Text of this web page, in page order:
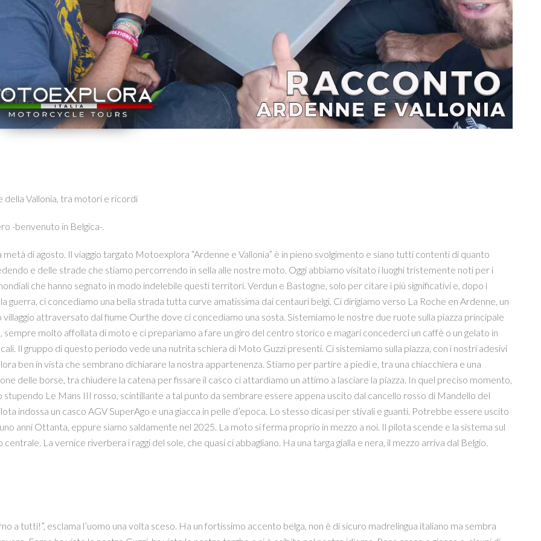
della Vallonia, tra motori e ricordi
-benvenuto in Belgica-.
metà di agosto. Il viaggio targato Motoexplora “Ardenne e Vallonia” è in pieno svolgimento e siano tutti contenti di quanto
e delle strade che stiamo percorrendo in sella alle nostre moto. Oggi abbiamo visitato i luoghi tristemente noti per i
che hanno segnato in modo indelebile questi territori. Verdun e Bastogne, solo per citare i più significativi e, dopo i
guerra, ci concediamo una bella strada tutta curve amatissima dai centauri belgi. Ci dirigiamo verso La Roche en Ardenne, un
villaggio attraversato dal fiume Ourthe dove ci concediamo una sosta. Sistemiamo le nostre due ruote sulla piazza principale
sempre molto affollata di moto e ci prepariamo a fare un giro del centro storico e magari concederci un caffè o un gelato in
Il gruppo di questo periodo vede una nutrita schiera di Moto Guzzi presenti. Ci sistemiamo sulla piazza, con i nostri adesivi
ben in vista che sembrano dichiarare la nostra appartenenza. Stiamo per partire a piedi e, tra una chiacchiera e una
delle borse, tra chiudere la catena per fissare il casco ci attardiamo un attimo a lasciare la piazza. In quel preciso momento,
stupendo Le Mans III rosso, scintillante a tal punto da sembrare essere appena uscito dal cancello rosso di Mandello del
indossa un casco AGV SuperAgo e una giacca in pelle d’epoca. Lo stesso dicasi per stivali e guanti. Potrebbe essere uscito
anni Ottanta, eppure siamo saldamente nel 2025. La moto si ferma proprio in mezzo a noi. Il pilota scende e la sistema sul
La vernice riverbera i raggi del sole, che quasi ci abbagliano. Ha una targa gialla e nera, il mezzo arriva dal Belgio.
a tutti!”, esclama l’uomo una volta sceso. Ha un fortissimo accento belga, non è di sicuro madrelingua italiano ma sembra